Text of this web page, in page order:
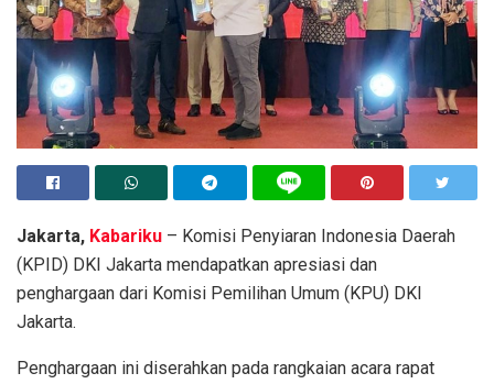
Jakarta, Kabariku – Komisi Penyiaran Indonesia Daerah
(KPID) DKI Jakarta mendapatkan apresiasi dan
penghargaan dari Komisi Pemilihan Umum (KPU) DKI
Jakarta.
Penghargaan ini diserahkan pada rangkaian acara rapat